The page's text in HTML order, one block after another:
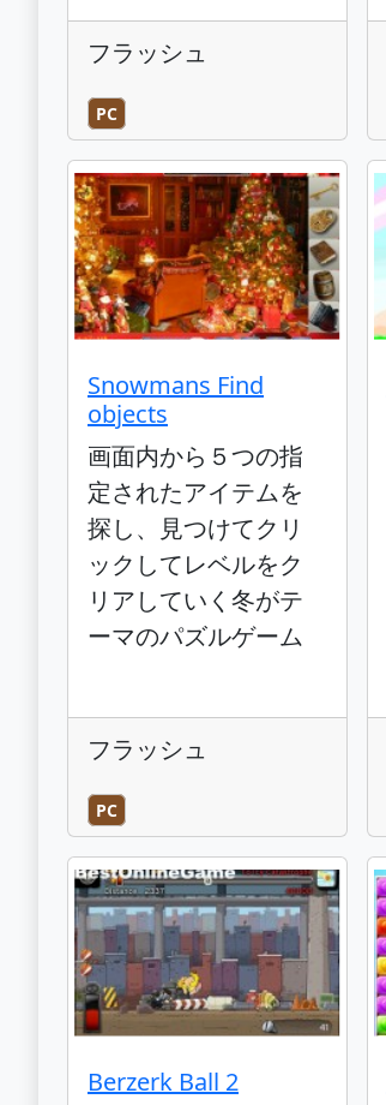
フラッシュ
PC
Snowmans Find
objects
画面内から５つの指
定されたアイテムを
探し、見つけてクリ
ックしてレベルをク
リアしていく冬がテ
ーマのパズルゲーム
フラッシュ
PC
Berzerk Ball 2